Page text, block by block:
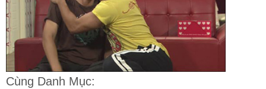
Cùng Danh Mục: